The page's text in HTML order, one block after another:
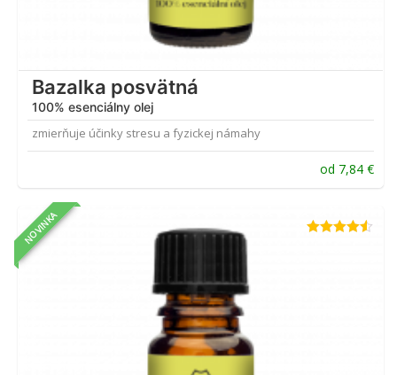
Bazalka posvätná
100% esenciálny olej
zmierňuje účinky stresu a fyzickej námahy
od 7,84 €
NOVINKA